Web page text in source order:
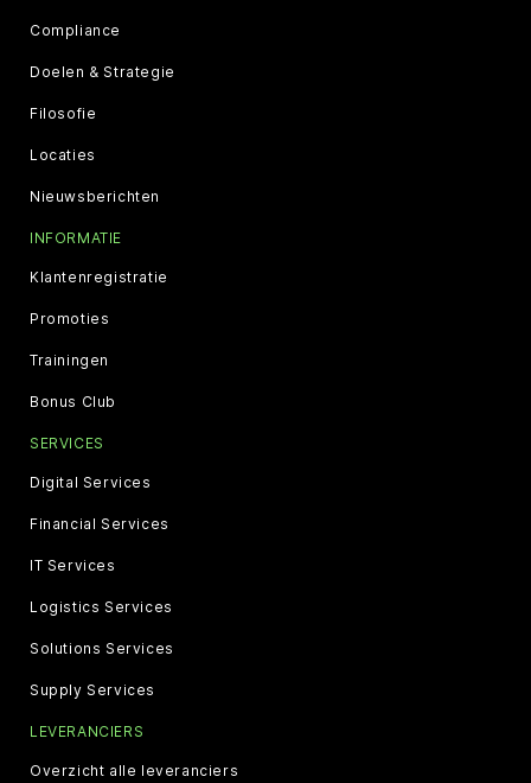
Compliance
Doelen & Strategie
Filosofie
Locaties
Nieuwsberichten
INFORMATIE
Klantenregistratie
Promoties
Trainingen
Bonus Club
SERVICES
Digital Services
Financial Services
IT Services
Logistics Services
Solutions Services
Supply Services
LEVERANCIERS
Overzicht alle leveranciers